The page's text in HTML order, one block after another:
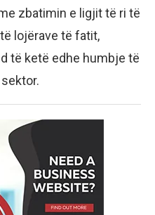
zbatimin e ligjit të ri të
lojërave të fatit,
të ketë edhe humbje të